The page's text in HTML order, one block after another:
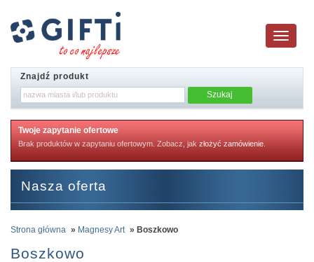
Toggle
navigation
Znajdź produkt
Twoje zapytanie ofertowe
Brak produktów w zapytaniu ofertowym. Zobacz, jak złożyć zamówienie
Nasza oferta
Strona główna » Magnesy Art » Boszkowo
Boszkowo